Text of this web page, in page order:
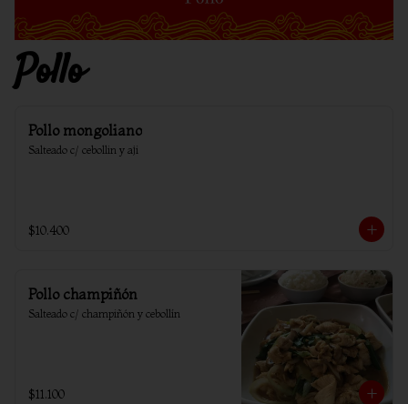
Pollo
Pollo mongoliano
Salteado c/ cebollin y aji
$10.400
Pollo champiñón
Salteado c/ champiñón y cebollín
$11.100